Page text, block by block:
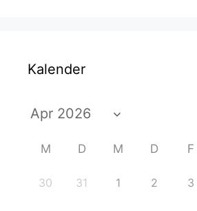
Kalender
M D M D F
30 31 1 2 3